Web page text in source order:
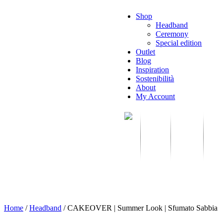
Shop
Headband
Ceremony
Special edition
Outlet
Blog
Inspiration
Sostenibilità
About
My Account
Home / Headband /CAKEOVER | Summer Look | Sfumato Sabbia